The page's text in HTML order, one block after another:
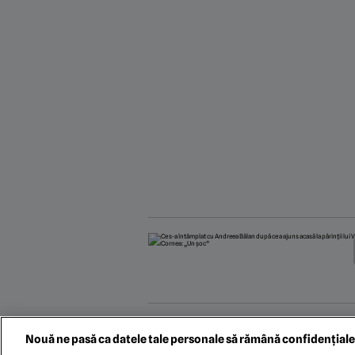
Nouă ne pasă ca datele tale personale să rămână confidențiale